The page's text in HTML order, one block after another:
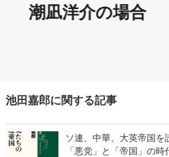
潮凪洋介の場合
池田嘉郎に関する記事
ソ連、中華、大英帝国
「悪党」と「帝国」の時